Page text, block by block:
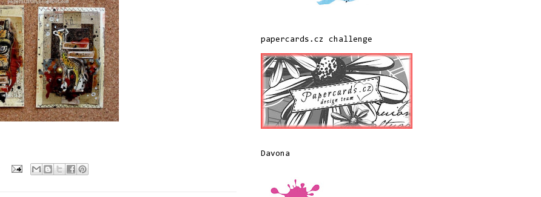
papercards.cz challenge
Davona